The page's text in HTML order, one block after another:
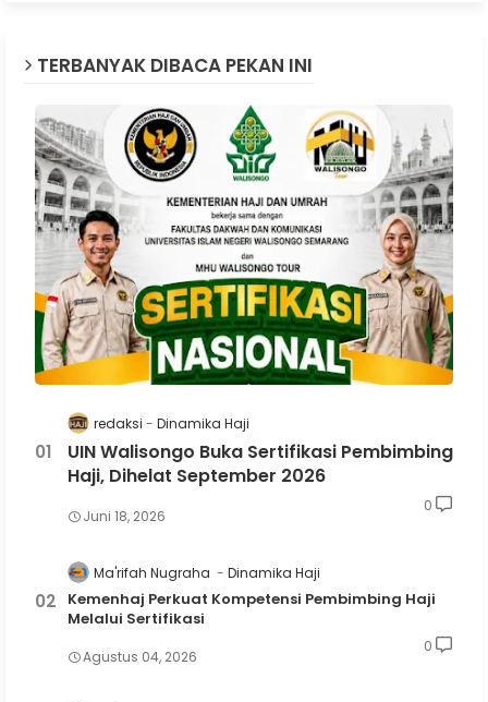
TERBANYAK DIBACA PEKAN INI
redaksi Dinamika Haji
UIN Walisongo Buka Sertifikasi Pembimbing
Haji, Dihelat September 2026
Juni 18, 2026
0
Ma'rifah Nugraha Dinamika Haji
Kemenhaj Perkuat Kompetensi Pembimbing Haji
Melalui Sertifikasi
Agustus 04, 2026
0